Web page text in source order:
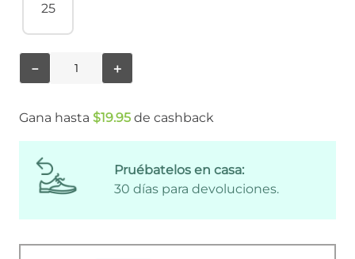
25
＋
－
Gana hasta $19.95 de cashback
Pruébatelos en casa:
30 días para devoluciones.